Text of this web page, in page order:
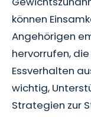
können
Angehörigen
hervorrufen,
Essverhalten
wichtig,
Strategien zur